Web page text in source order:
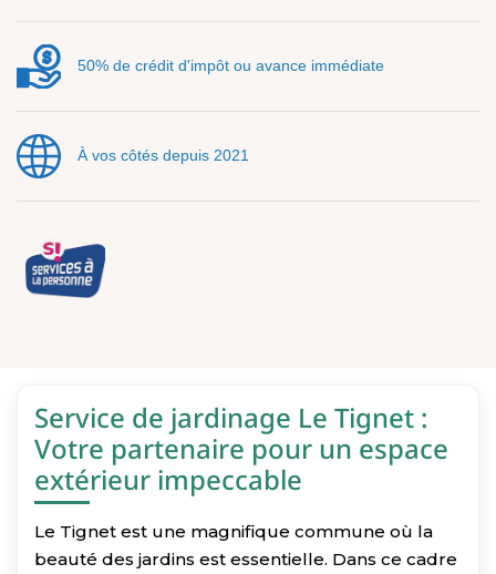
50% de crédit d'impôt ou avance immédiate
À vos côtés depuis 2021
Service de jardinage Le Tignet :
Votre partenaire pour un espace
extérieur impeccable
Le Tignet est une magnifique commune où la
beauté des jardins est essentielle. Dans ce cadre